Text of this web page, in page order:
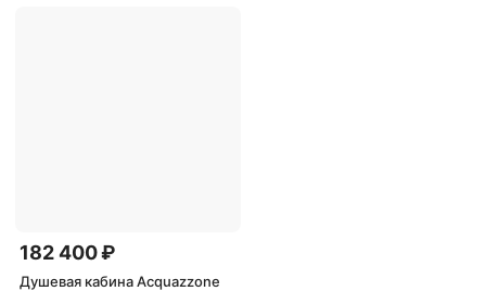
182 400 ₽
Душевая кабина Acquazzone